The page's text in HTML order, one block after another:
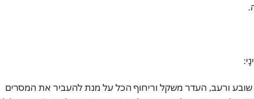
ורעב, העדר משקל וריחוף הכל על מנת להעביר את המסרים